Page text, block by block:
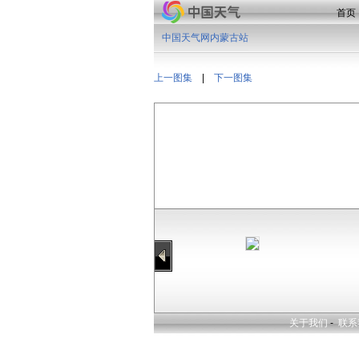
首页
上一图集 下一图集
中国天气网内蒙古站
关于我们 - 联